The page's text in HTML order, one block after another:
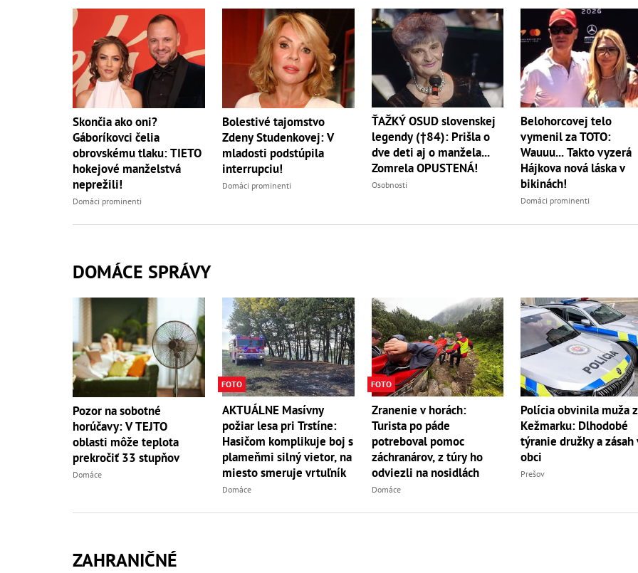
Skončia ako oni?
Gáboríkovci čelia
obrovskému tlaku: TIETO
hokejové manželstvá
neprežili!
Domáci prominenti
Bolestivé tajomstvo
Zdeny Studenkovej: V
mladosti podstúpila
interrupciu!
Domáci prominenti
ŤAŽKÝ OSUD slovenskej
legendy (†84): Prišla o
dve deti aj o manžela...
Zomrela OPUSTENÁ!
Osobnosti
Belohorcovej telo
vymenil za TOTO:
Wauuu... Takto vyzerá
Hájkova nová láska v
bikinách!
Domáci prominenti
DOMÁCE SPRÁVY
Pozor na sobotné
horúčavy: V TEJTO
oblasti môže teplota
prekročiť 33 stupňov
Domáce
FOTO
AKTUÁLNE Masívny
požiar lesa pri Trstíne:
Hasičom komplikuje boj s
plameňmi silný vietor, na
miesto smeruje vrtuľník
Domáce
FOTO
Zranenie v horách:
Turista po páde
potreboval pomoc
záchranárov, z túry ho
odviezli na nosidlách
Domáce
Polícia obvinila muža z
Kežmarku: Dlhodobé
týranie družky a zásah
obci
Prešov
ZAHRANIČNÉ